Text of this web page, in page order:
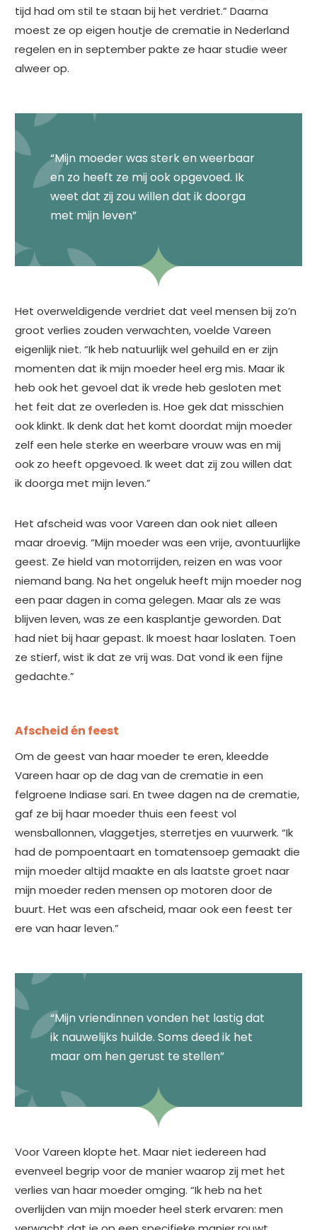
tijd had om stil te staan bij het verdriet.” Daarna
moest ze op eigen houtje de crematie in Nederland
regelen en in september pakte ze haar studie weer
alweer op.
“Mijn moeder was sterk en weerbaar
en zo heeft ze mij ook opgevoed. Ik
weet dat zij zou willen dat ik doorga
met mijn leven”
Het overweldigende verdriet dat veel mensen bij zo’n
groot verlies zouden verwachten, voelde Vareen
eigenlijk niet. “Ik heb natuurlijk wel gehuild en er zijn
momenten dat ik mijn moeder heel erg mis. Maar ik
heb ook het gevoel dat ik vrede heb gesloten met
het feit dat ze overleden is. Hoe gek dat misschien
ook klinkt. Ik denk dat het komt doordat mijn moeder
zelf een hele sterke en weerbare vrouw was en mij
ook zo heeft opgevoed. Ik weet dat zij zou willen dat
ik doorga met mijn leven.”
Het afscheid was voor Vareen dan ook niet alleen
maar droevig. “Mijn moeder was een vrije, avontuurlijke
geest. Ze hield van motorrijden, reizen en was voor
niemand bang. Na het ongeluk heeft mijn moeder nog
een paar dagen in coma gelegen. Maar als ze was
blijven leven, was ze een kasplantje geworden. Dat
had niet bij haar gepast. Ik moest haar loslaten. Toen
ze stierf, wist ik dat ze vrij was. Dat vond ik een fijne
gedachte.”
Afscheid én feest
Om de geest van haar moeder te eren, kleedde
Vareen haar op de dag van de crematie in een
felgroene Indiase sari. En twee dagen na de crematie,
gaf ze bij haar moeder thuis een feest vol
wensballonnen, vlaggetjes, sterretjes en vuurwerk. “Ik
had de pompoentaart en tomatensoep gemaakt die
mijn moeder altijd maakte en als laatste groet naar
mijn moeder reden mensen op motoren door de
buurt. Het was een afscheid, maar ook een feest ter
ere van haar leven.”
“Mijn vriendinnen vonden het lastig dat
ik nauwelijks huilde. Soms deed ik het
maar om hen gerust te stellen”
Voor Vareen klopte het. Maar niet iedereen had
evenveel begrip voor de manier waarop zij met het
verlies van haar moeder omging. “Ik heb na het
overlijden van mijn moeder heel sterk ervaren: men